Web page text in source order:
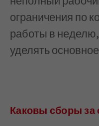
ограничения по
работы в
уделять
Каковы сборы за